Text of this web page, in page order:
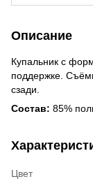
Описание
Купальник с
поддержке.
сзади.
Состав: 85%
Цвет